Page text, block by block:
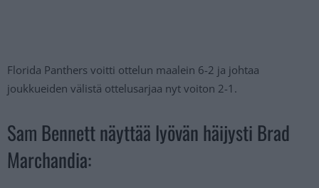
Florida Panthers voitti ottelun maalein 6-2 ja johtaa
joukkueiden välistä ottelusarjaa nyt voiton 2-1.
Sam Bennett näyttää lyövän häijysti Brad
Marchandia: